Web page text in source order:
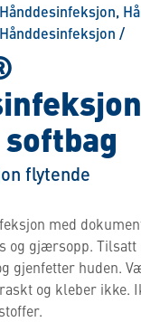
Hånddesinfeksjon,
Hånddesinfeksjon /
flytende
med
og gjærsopp. Tilsatt
gjenfetter huden.
og kleber ikke.